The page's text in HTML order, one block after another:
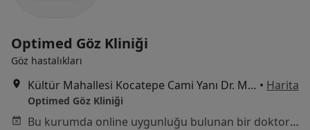
Optimed Göz Kliniği
Göz hastalıkları
Kültür Mahallesi Kocatepe Cami Yanı Dr. Mediha Eldem Sokak No: 73/1-4, Ankara • Harita
Optimed Göz Kliniği
Bu kurumda online uygunluğu bulunan bir doktor veya uzman bulunamadı